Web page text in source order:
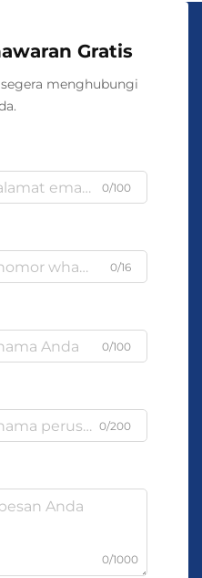
Gratis
menghubungi
0/100
0/16
0/100
0/200
0/1000